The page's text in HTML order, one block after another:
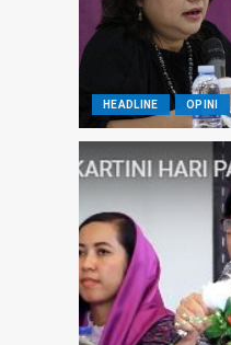
HEADLINE OPINI